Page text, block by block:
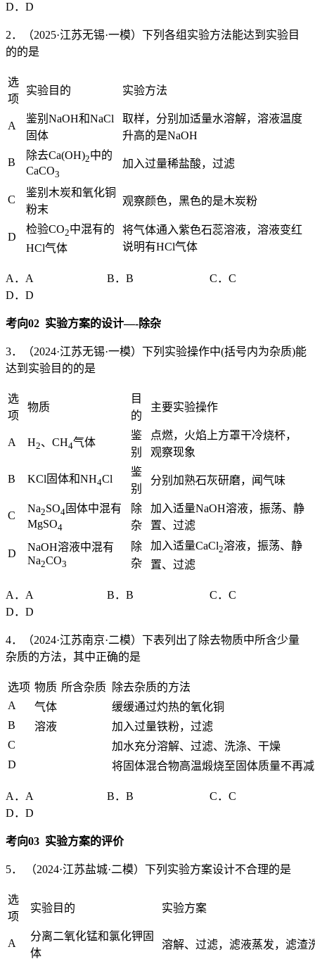
D．D
2．（2025·江苏无锡·一模）下列各组实验方法能达到实验目
的的是
选
项
实验目的 实验方法
A
鉴别NaOH和NaCl
固体
取样，分别加适量水溶解，溶液温度
升高的是NaOH
B
除去Ca(OH)2中的
CaCO3
加入过量稀盐酸，过滤
C
鉴别木炭和氧化铜
粉末
观察颜色，黑色的是木炭粉
D
检验CO2中混有的
HCl气体
将气体通入紫色石蕊溶液，溶液变红
说明有HCl气体
A．A B．B C．C
D．D
考向02 实验方案的设计—-除杂
3．（2024·江苏无锡·一模）下列实验操作中(括号内为杂质)能
达到实验目的的是
选
项
物质
目
的
主要实验操作
A H2、CH4气体
鉴
别
点燃，火焰上方罩干冷烧杯，
观察现象
B KCl固体和NH4Cl
鉴
别
分别加熟石灰研磨，闻气味
C
Na2SO4 固体中混有
MgSO4
除
杂
加入适量NaOH溶液，振荡、静
置、过滤
D
NaOH溶液中混有
Na2CO3
除
杂
加入适量CaCl2溶液，振荡、静
置、过滤
A．A B．B C．C
D．D
4．（2024·江苏南京·二模）下表列出了除去物质中所含少量
杂质的方法，其中正确的是
选项 物质 所含杂质 除去杂质的方法
A
气体
缓缓通过灼热的氧化铜
B
溶液
加入过量铁粉，过滤
C
加水充分溶解、过滤、洗涤、干燥
D
将固体混合物高温煅烧至固体质量不再
A．A B．B C．C
D．D
考向03 实验方案的评价
5． （2024·江苏盐城·二模）下列实验方案设计不合理的是
选
项
实验目的 实验方案
A
分离二氧化锰和氯化钾固
体
溶解、过滤，滤液蒸发，滤渣